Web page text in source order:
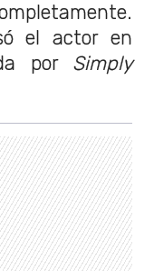
el actor en
por Simply